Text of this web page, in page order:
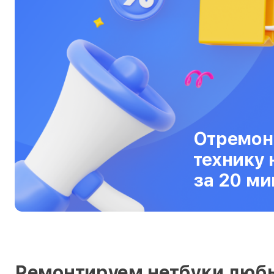
Сканеры
Смарт-часы
Снегоуборщики
Стедикамы
Стиральные машины
Сушилки для рук
Сушильные машины
Телевизоры
технику
за 20